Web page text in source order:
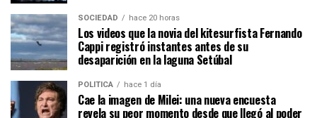
SOCIEDAD hace 20 horas
Los videos que la novia del kitesurfista Fernando
Cappi registró instantes antes de su
desaparición en la laguna Setúbal
POLÍTICA hace 1 día
Cae la imagen de Milei: una nueva encuesta
revela su peor momento desde que llegó al poder